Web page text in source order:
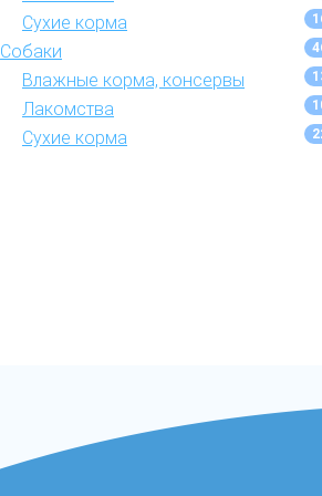
Сухие корма
Собаки
Влажные корма, консервы
Лакомства
Сухие корма